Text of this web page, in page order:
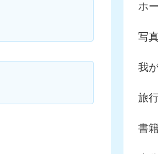
ホ
写
我
旅
書